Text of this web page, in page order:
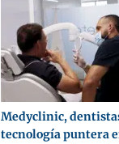
Medyclinic,
tecnología puntera